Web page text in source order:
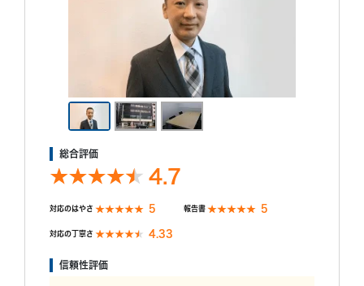
総合評価
4.7
対応のはやさ 5 報告書 5
対応の丁寧さ 4.33
信頼性評価